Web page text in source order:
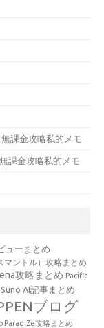
課金攻略私的メモ
課金攻略私的メモ
ューまとめ
マントル）攻略まとめ
攻略まとめ Pacific
Suno AI記事まとめ
ブログ
ParadiZe攻略まとめ